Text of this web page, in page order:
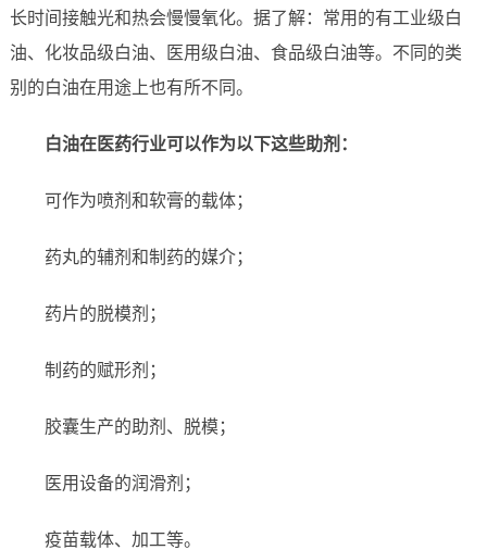
长时间接触光和热会慢慢氧化。据了解：常用的有工业级白
油、化妆品级白油、医用级白油、食品级白油等。不同的类
别的白油在用途上也有所不同。
白油在医药行业可以作为以下这些助剂：
可作为喷剂和软膏的载体；
药丸的辅剂和制药的媒介；
药片的脱模剂；
制药的赋形剂；
胶囊生产的助剂、脱模；
医用设备的润滑剂；
疫苗载体、加工等。